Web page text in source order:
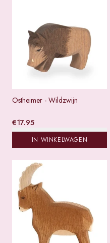
Ostheimer - Wildzwijn
€17.95
IN WINKELWAGEN